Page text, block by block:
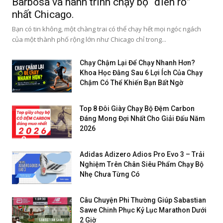
nhất Chicago.
Bạn có tin không, một chàng trai có thể chạy hết mọi ngóc ngách
của một thành phố rộng lớn như Chicago chỉ trong...
Chạy Chậm Lại Để Chạy Nhanh Hơn?
Khoa Học Đằng Sau 6 Lợi Ích Của Chạy
Chậm Có Thể Khiến Bạn Bất Ngờ
Top 8 Đôi Giày Chạy Bộ Đệm Carbon
Đáng Mong Đợi Nhất Cho Giải Đấu Năm
2026
Adidas Adizero Adios Pro Evo 3 – Trải
Nghiệm Trên Chân Siêu Phẩm Chạy Bộ
Nhẹ Chưa Từng Có
Câu Chuyện Phi Thường Giúp Sabastian
Sawe Chinh Phục Kỷ Lục Marathon Dưới
2 Giờ